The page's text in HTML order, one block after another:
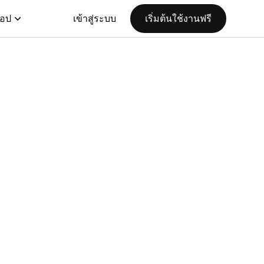
ป เข้าสู่ระบบ เริ่มต้นใช้งานฟรี